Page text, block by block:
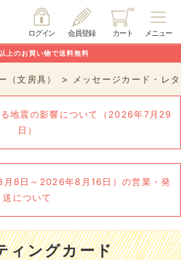
メニュー
カート
会員登録
ログイン
上のお買い物で送料無料
（文房具） メッセージカード・レ
地震の影響について（2026年7月29
日）
8日～2026年8月16日）の営業・発
送について
ィングカード